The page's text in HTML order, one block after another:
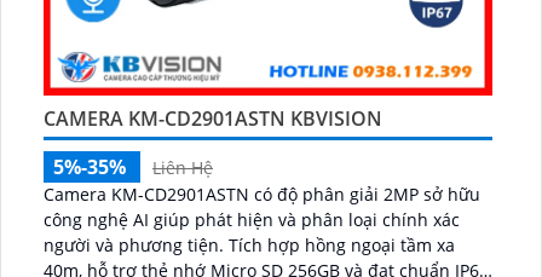
CAMERA KM-CD2901ASTN KBVISION
5%-35%
Liên Hệ
Camera KM-CD2901ASTN có độ phân giải 2MP sở hữu
công nghệ AI giúp phát hiện và phân loại chính xác
người và phương tiện. Tích hợp hồng ngoại tầm xa
40m, hỗ trợ thẻ nhớ Micro SD 256GB và đạt chuẩn IP67,